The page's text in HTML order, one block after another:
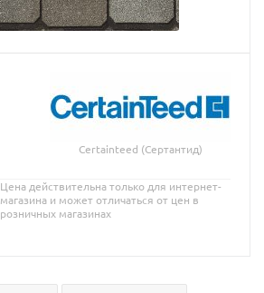
Certainteed (Сертантид)
Цена действительна только для интернет-
магазина и может отличаться от цен в
розничных магазинах